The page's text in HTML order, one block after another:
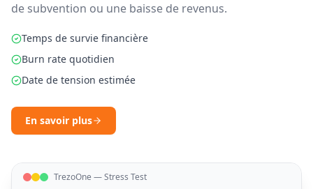
de subvention ou une baisse de revenus.
Temps de survie financière
Burn rate quotidien
Date de tension estimée
En savoir plus
TrezoOne — Stress Test